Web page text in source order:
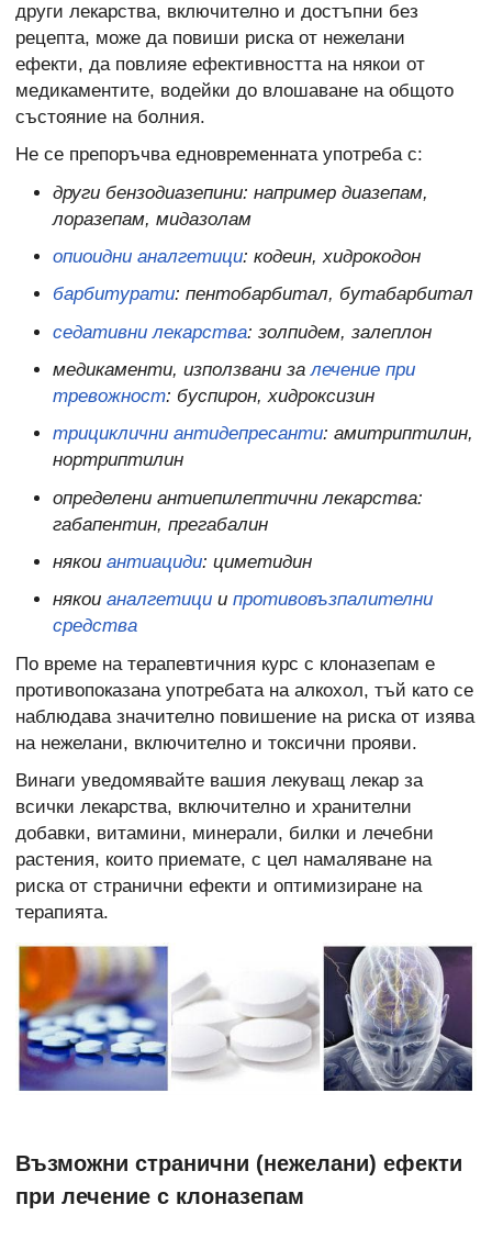
други лекарства, включително и достъпни без
рецепта, може да повиши риска от нежелани
ефекти, да повлияе ефективността на някои от
медикаментите, водейки до влошаване на общото
състояние на болния.
Не се препоръчва едновременната употреба с:
други бензодиазепини: например диазепам,
лоразепам, мидазолам
опиоидни аналгетици: кодеин, хидрокодон
барбитурати: пентобарбитал, бутабарбитал
седативни лекарства: золпидем, залеплон
медикаменти, използвани залечение при
тревожност: буспирон, хидроксизин
трициклични антидепресанти: амитриптилин,
нортриптилин
определени антиепилептични лекарства:
габапентин, прегабалин
някои антиациди: циметидин
някои аналгетиции противовъзпалителни
средства
По време на терапевтичния курс с клоназепам е
противопоказана употребата на алкохол, тъй като се
наблюдава значително повишение на риска от изява
на нежелани, включително и токсични прояви.
Винаги уведомявайте вашия лекуващ лекар за
всички лекарства, включително и хранителни
добавки, витамини, минерали, билки и лечебни
растения, които приемате, с цел намаляване на
риска от странични ефекти и оптимизиране на
терапията.
Възможни странични (нежелани) ефекти
при лечение с клоназепам